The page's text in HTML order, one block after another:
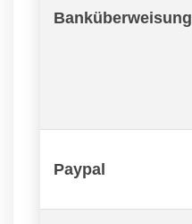
Banküberweisung
Paypal